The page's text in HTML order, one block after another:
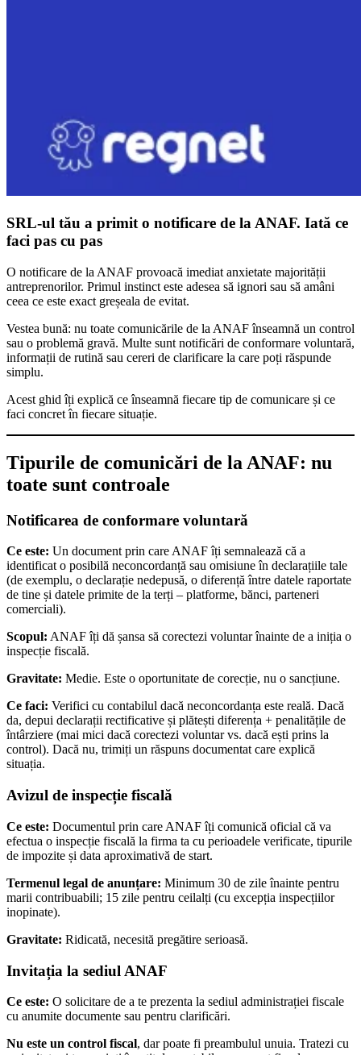
SRL-ul tău a primit o notificare de la ANAF. Iată ce
faci pas cu pas
O notificare de la ANAF provoacă imediat anxietate majorității
antreprenorilor. Primul instinct este adesea să ignori sau să amâni
ceea ce este exact greșeala de evitat.
Vestea bună: nu toate comunicările de la ANAF înseamnă un control
sau o problemă gravă. Multe sunt notificări de conformare voluntară,
informații de rutină sau cereri de clarificare la care poți răspunde
simplu.
Acest ghid îți explică ce înseamnă fiecare tip de comunicare și ce
faci concret în fiecare situație.
Tipurile de comunicări de la ANAF: nu
toate sunt controale
Notificarea de conformare voluntară
Ce este: Un document prin care ANAF îți semnalează că a
identificat o posibilă neconcordanță sau omisiune în declarațiile tale
(de exemplu, o declarație nedepusă, o diferență între datele raportate
de tine și datele primite de la terți – platforme, bănci, parteneri
comerciali).
Scopul: ANAF îți dă șansa să corectezi voluntar înainte de a iniția o
inspecție fiscală.
Gravitate: Medie. Este o oportunitate de corecție, nu o sancțiune.
Ce faci: Verifici cu contabilul dacă neconcordanța este reală. Dacă
da, depui declarații rectificative și plătești diferența + penalitățile de
întârziere (mai mici dacă corectezi voluntar vs. dacă ești prins la
control). Dacă nu, trimiți un răspuns documentat care explică
situația.
Avizul de inspecție fiscală
Ce este: Documentul prin care ANAF îți comunică oficial că va
efectua o inspecție fiscală la firma ta cu perioadele verificate, tipurile
de impozite și data aproximativă de start.
Termenul legal de anunțare: Minimum 30 de zile înainte pentru
marii contribuabili; 15 zile pentru ceilalți (cu excepția inspecțiilor
inopinate).
Gravitate: Ridicată, necesită pregătire serioasă.
Invitația la sediul ANAF
Ce este: O solicitare de a te prezenta la sediul administrației fiscale
cu anumite documente sau pentru clarificări.
Nu este un control fiscal, dar poate fi preambulul unuia. Tratezi cu